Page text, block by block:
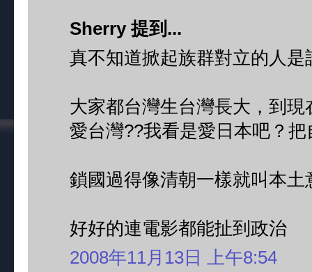
Sherry 提到...
真不知道掀起族群對立的人是
大家都台灣生台灣長大，到
愛台灣??我看是愛日本吧？把
鎖國過得像清朝一樣就叫本土
好好的連電影都能扯到政治
2008年11月13日 上午8:54